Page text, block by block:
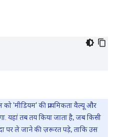
को 'मीडियम' की प्राथमिकता वैल्यू और
यहां तब तय किया जाता है, जब किसी
पर ले जाने की ज़रूरत पड़े, ताकि उस